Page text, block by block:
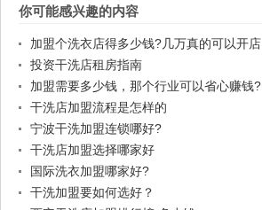
你可能感兴趣的内容
加盟个洗衣店得多少钱?几万真的可以开店
投资干洗店租房指南
加盟需要多少钱，那个行业可以省心赚钱?
干洗店加盟流程是怎样的
宁波干洗加盟连锁哪好?
干洗店加盟选择哪家好
国际洗衣加盟哪家好?
干洗加盟要如何选好？